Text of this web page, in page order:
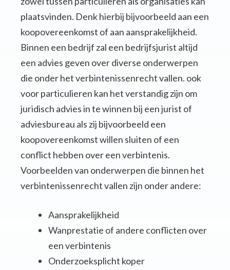
plaatsvinden. Denk hierbij bijvoorbeeld aan een
koopovereenkomst of aan aansprakelijkheid.
Binnen een bedrijf zal een bedrijfsjurist altijd
een advies geven over diverse onderwerpen
die onder het verbintenissenrecht vallen. ook
voor particulieren kan het verstandig zijn om
juridisch advies in te winnen bij een jurist of
adviesbureau als zij bijvoorbeeld een
koopovereenkomst willen sluiten of een
conflict hebben over een verbintenis.
Voorbeelden van onderwerpen die binnen het
verbintenissenrecht vallen zijn onder andere:
Aansprakelijkheid
Wanprestatie of andere conflicten over
een verbintenis
Onderzoeksplicht koper